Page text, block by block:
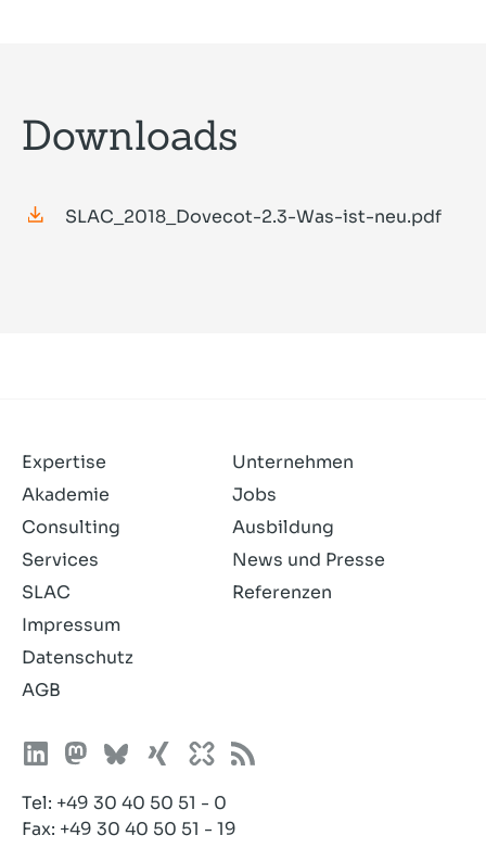
Downloads
SLAC_2018_Dovecot-2.3-Was-ist-neu.pdf
Expertise
Akademie
Consulting
Services
SLAC
Unternehmen
Jobs
Ausbildung
News und Presse
Referenzen
Impressum
Datenschutz
AGB
Tel: +49 30 40 50 51 - 0
Fax: +49 30 40 50 51 - 19